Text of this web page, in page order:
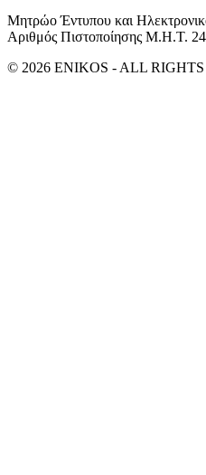
Μητρώο Έντυπου και
Αριθμός Πιστοποίησης Μ.Η.Τ.
© 2026 ENIKOS - ALL RIGHTS